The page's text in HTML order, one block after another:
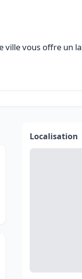
ville vous offre un
Localisation